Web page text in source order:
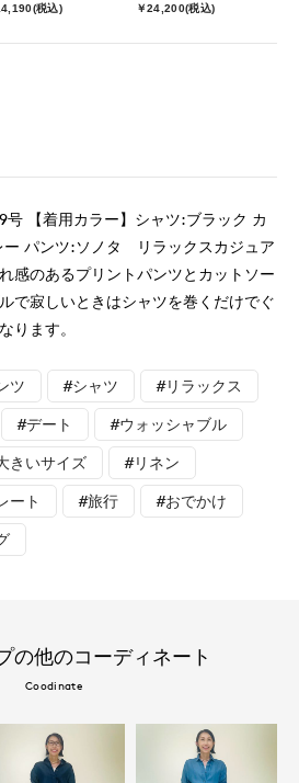
税込) ￥24,200(税込)
号 【着用カラー】シャツ:ブラック カ
ー パンツ:ソノタ リラックスカジュア
感のあるプリントパンツとカットソー
で寂しいときはシャツを巻くだけでぐ
ります。
ツ #シャツ #リラックス
#デート #ウォッシャブル
きいサイズ #リネン
ート #旅行 #おでかけ
の他のコーディネート
Coodinate